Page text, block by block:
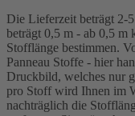
Die Lieferzeit beträgt 2-
beträgt 0,5 m - ab 0,5 m
Stofflänge bestimmen.
Panneau Stoffe - hier
Druckbild, welches nur
pro Stoff wird Ihnen im
nachträglich die